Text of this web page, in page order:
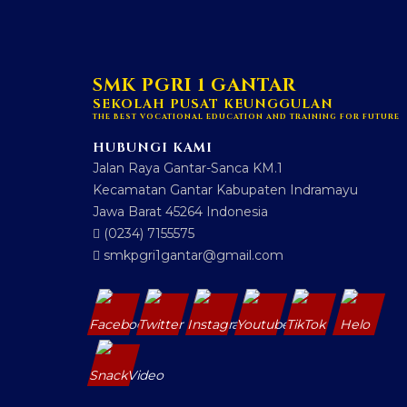
SMK PGRI 1 GANTAR
SEKOLAH PUSAT KEUNGGULAN
THE BEST VOCATIONAL EDUCATION AND TRAINING FOR FUTURE
HUBUNGI KAMI
Jalan Raya Gantar-Sanca KM.1
Kecamatan Gantar Kabupaten Indramayu
Jawa Barat 45264 Indonesia
(0234) 7155575
smkpgri1gantar@gmail.com